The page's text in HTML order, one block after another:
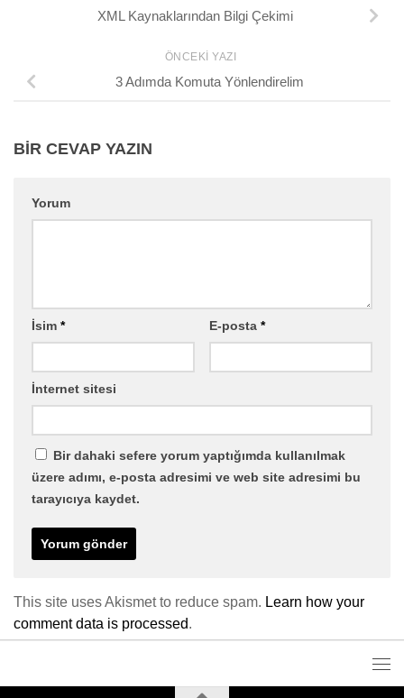
XML Kaynaklarından Bilgi Çekimi
ÖNCEKI YAZI
3 Adımda Komuta Yönlendirelim
BIR CEVAP YAZIN
Yorum
İsim * E-posta *
İnternet sitesi
Bir dahaki sefere yorum yaptığımda kullanılmak
üzere adımı, e-posta adresimi ve web site adresimi bu
tarayıcıya kaydet.
This site uses Akismet to reduce spam. Learn how your
comment data is processed.